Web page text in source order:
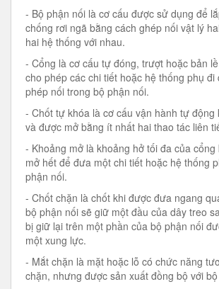
- Bộ phận nối là cơ cấu được sử dụng để
chống rơi ngã bằng cách ghép nối vật lý
hai hệ thống với nhau.
- Cổng là cơ cấu tự đóng, trượt hoặc bản
cho phép các chi tiết hoặc hệ thống phụ
phép nối trong bộ phận nối.
- Chốt tự khóa là cơ cấu vận hành tự động
và được mở bằng ít nhất hai thao tác liên
- Khoảng mở là khoảng hở tối đa của
mở hết để đưa một chi tiết hoặc hệ thống
phận nối.
- Chốt chặn là chốt khi được đưa ngang
bộ phận nối sẽ giữ một đầu của dây treo
bị giữ lại trên một phần của bộ phận nối
một xung lực.
- Mắt chặn là mặt hoặc lỗ có chức năng
chặn, nhưng được sản xuất đồng bộ với